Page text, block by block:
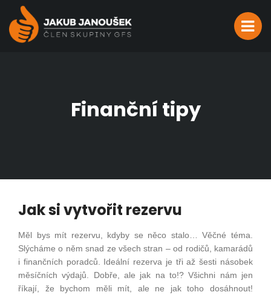
Finanční tipy
Jak si vytvořit rezervu
Měl bys mít rezervu, kdyby se něco stalo… Věčné téma.
Slýcháme o něm snad ze všech stran – od rodičů, kamarádů
i finančních poradců. Ideální rezerva je tři až šesti násobek
měsíčních výdajů. Dobře, ale jak na to!? Všichni nám jen
říkají, že bychom měli mít, ale ne jak toho dosáhnout!